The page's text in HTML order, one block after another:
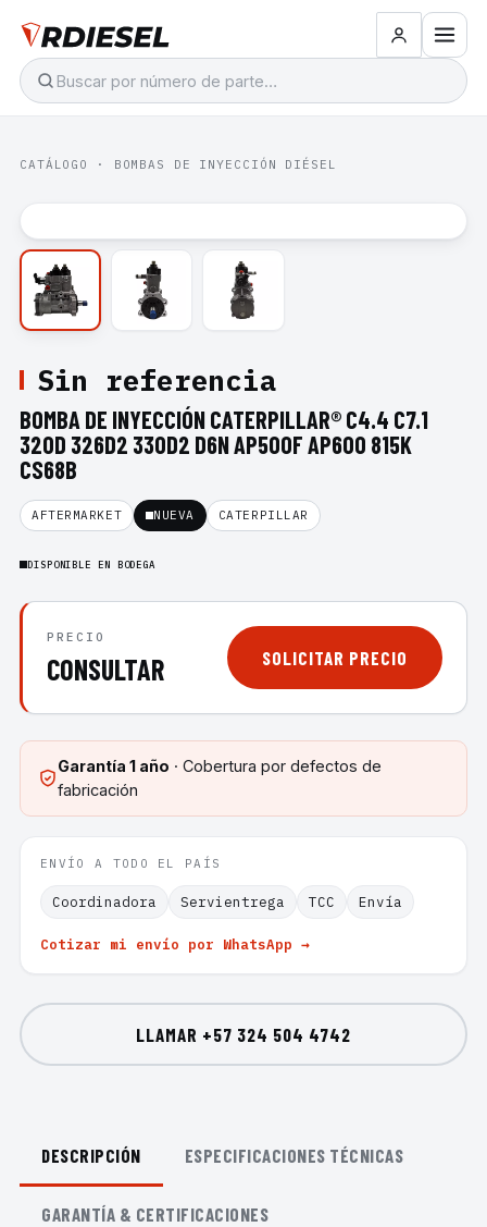
CATÁLOGO · BOMBAS DE INYECCIÓN DIÉSEL
Sin referencia
BOMBA DE INYECCIÓN CATERPILLAR® C4.4 C7.1
320D 326D2 330D2 D6N AP500F AP600 815K
CS68B
AFTERMARKET NUEVA CATERPILLAR
DISPONIBLE EN BODEGA
PRECIO
CONSULTAR SOLICITAR PRECIO
Garantía 1 año · Cobertura por defectos de
fabricación
ENVÍO A TODO EL PAÍS
Coordinadora Servientrega TCC Envía
Cotizar mi envío por WhatsApp →
LLAMAR +57 324 504 4742
DESCRIPCIÓN ESPECIFICACIONES TÉCNICAS
GARANTÍA & CERTIFICACIONES